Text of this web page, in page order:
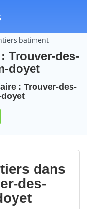
batiment
Trouver-des-
doyet
: Trouver-des-
dans
des-